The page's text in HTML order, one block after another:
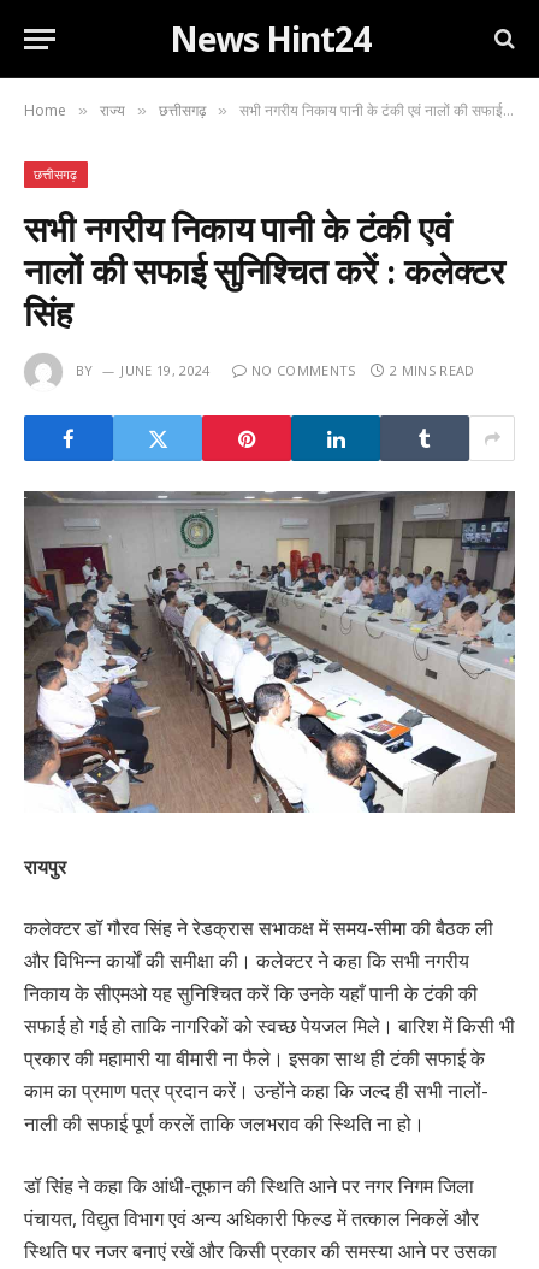
News Hint24
Home » राज्य » छत्तीसगढ़ » सभी नगरीय निकाय पानी के टंकी एवं नालों की सफाई सुनिश्चित करें : कलेक्टर सिंह
छत्तीसगढ़
सभी नगरीय निकाय पानी के टंकी एवं
नालों की सफाई सुनिश्चित करें : कलेक्टर
सिंह
BY JUNE 19, 2024 NO COMMENTS 2 MINS READ
रायपुर
कलेक्टर डॉ गौरव सिंह ने रेडक्रास सभाकक्ष में समय-सीमा की बैठक ली
और विभिन्न कार्यों की समीक्षा की। कलेक्टर ने कहा कि सभी नगरीय
निकाय के सीएमओ यह सुनिश्चित करें कि उनके यहाँ पानी के टंकी की
सफाई हो गई हो ताकि नागरिकों को स्वच्छ पेयजल मिले। बारिश में किसी भी
प्रकार की महामारी या बीमारी ना फैले। इसका साथ ही टंकी सफाई के
काम का प्रमाण पत्र प्रदान करें। उन्होंने कहा कि जल्द ही सभी नालों-
नाली की सफाई पूर्ण करलें ताकि जलभराव की स्थिति ना हो।
डॉ सिंह ने कहा कि आंधी-तूफान की स्थिति आने पर नगर निगम जिला
पंचायत, विद्युत विभाग एवं अन्य अधिकारी फिल्ड में तत्काल निकलें और
स्थिति पर नजर बनाएं रखें और किसी प्रकार की समस्या आने पर उसका